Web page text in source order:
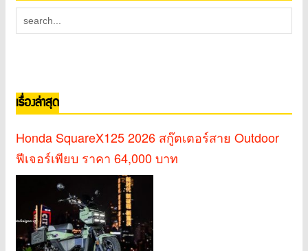
เรื่องล่าสุด
Honda SquareX125 2026 สกู๊ตเตอร์สาย Outdoor
ฟีเจอร์เพียบ ราคา 64,000 บาท